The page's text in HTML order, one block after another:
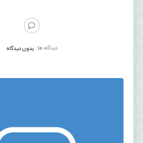
دیدگاه ها: بدون دیدگاه